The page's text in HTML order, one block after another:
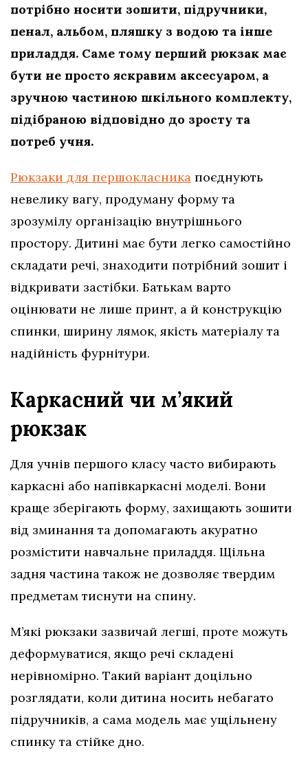
потрібно носити зошити, підручники,
пенал, альбом, пляшку з водою та інше
приладдя. Саме тому перший рюкзак має
бути не просто яскравим аксесуаром, а
зручною частиною шкільного комплекту,
підібраною відповідно до зросту та
потреб учня.
Рюкзаки для першокласника поєднують
невелику вагу, продуману форму та
зрозумілу організацію внутрішнього
простору. Дитині має бути легко самостійно
складати речі, знаходити потрібний зошит і
відкривати застібки. Батькам варто
оцінювати не лише принт, а й конструкцію
спинки, ширину лямок, якість матеріалу та
надійність фурнітури.
Каркасний чи м’який
рюкзак
Для учнів першого класу часто вибирають
каркасні або напівкаркасні моделі. Вони
краще зберігають форму, захищають зошити
від зминання та допомагають акуратно
розмістити навчальне приладдя. Щільна
задня частина також не дозволяє твердим
предметам тиснути на спину.
М’які рюкзаки зазвичай легші, проте можуть
деформуватися, якщо речі складені
нерівномірно. Такий варіант доцільно
розглядати, коли дитина носить небагато
підручників, а сама модель має ущільнену
спинку та стійке дно.